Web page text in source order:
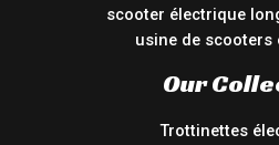
scooter électrique
usine de scooters
Our
Trottinettes